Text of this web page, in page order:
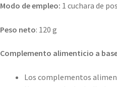
Modo de empleo: 1 cuchara de
Peso neto: 120 g
Complemento alimenticio a
Los complementos